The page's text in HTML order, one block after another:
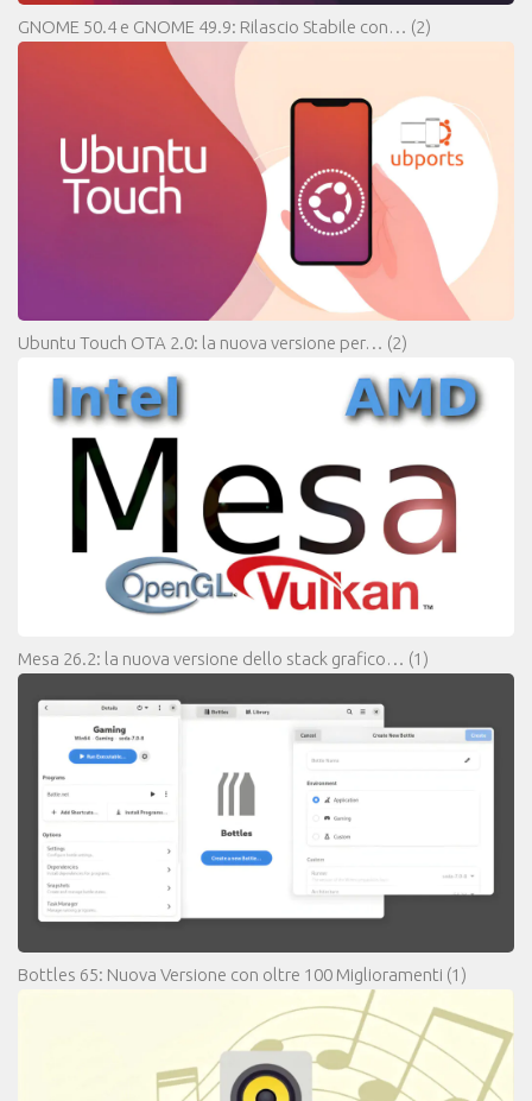
GNOME 50.4 e GNOME 49.9: Rilascio Stabile con… (2)
Ubuntu Touch OTA 2.0: la nuova versione per… (2)
Mesa 26.2: la nuova versione dello stack grafico… (1)
Bottles 65: Nuova Versione con oltre 100 Miglioramenti (1)